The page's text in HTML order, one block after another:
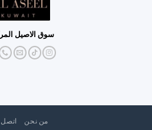
سوق الاصيل المركزي
من نحن اتصل بنا